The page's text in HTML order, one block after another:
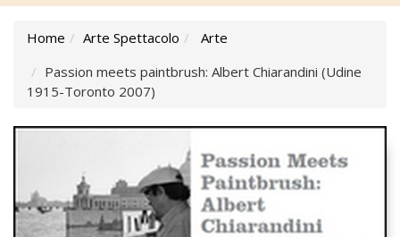
Home Arte Spettacolo
Arte
Passion meets paintbrush: Albert Chiarandini (Udine
1915-Toronto 2007)